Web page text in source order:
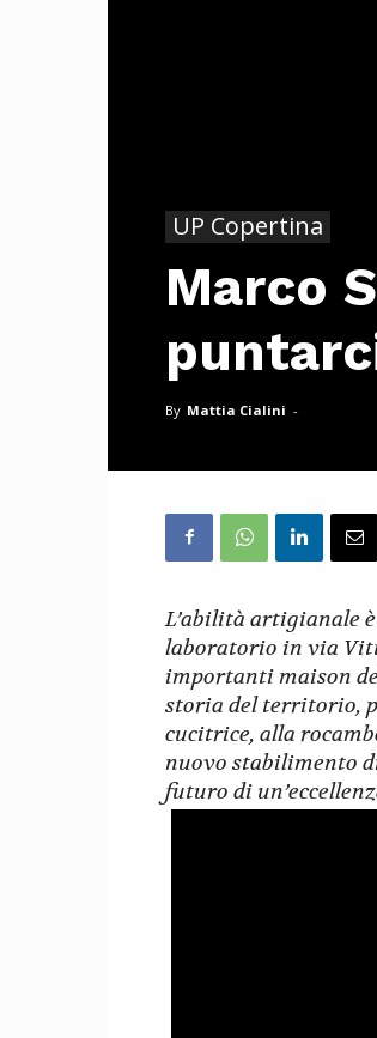
UP Copertina
Marco
By Mattia Cialini -
L’abilità artigianale è
laboratorio in via
importanti maison
storia del territorio,
cucitrice, alla
nuovo stabilimento
futuro di